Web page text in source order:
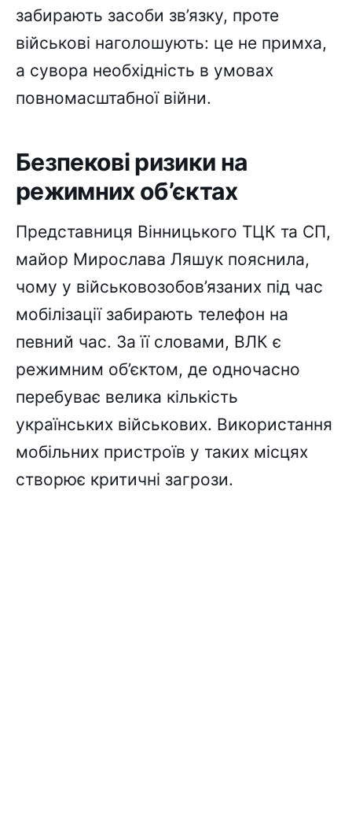
забирають засоби зв’язку, проте
військові наголошують: це не примха,
а сувора необхідність в умовах
повномасштабної війни.
Безпекові ризики на
режимних об’єктах
Представниця Вінницького ТЦК та СП,
майор Мирослава Ляшук пояснила,
чому у військовозобов’язаних під час
мобілізації забирають телефон на
певний час. За її словами, ВЛК є
режимним об’єктом, де одночасно
перебуває велика кількість
українських військових. Використання
мобільних пристроїв у таких місцях
створює критичні загрози.